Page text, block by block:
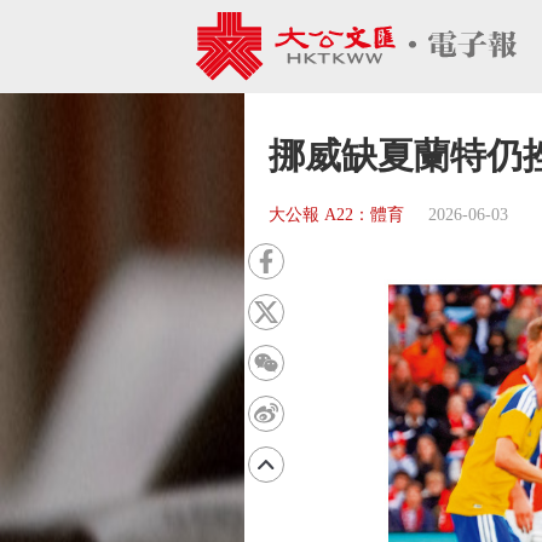
挪威缺夏蘭特仍
大公報 A22：體育 2026-06-03